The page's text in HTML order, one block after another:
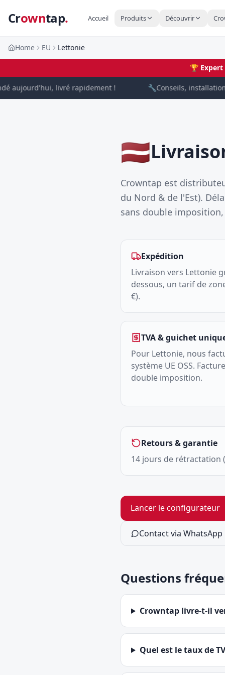
Crowntap. Accueil Produits Découvrir
Home EU Lettonie
🏆
aujourd'hui, livré rapidement ! 🔧Conseils, installation
🇱🇻
Crowntap est
du Nord & de l'Est).
sans double
Expédition
Livraison vers Lettonie
dessous, un tarif de
€).
TVA & guichet
Pour Lettonie, nous
système UE OSS.
double imposition.
Retours & garantie
14 jours de rétractation
Lancer le configurateur
Contact via WhatsApp
Questions
Crowntap livre-t-il
Quel est le taux de